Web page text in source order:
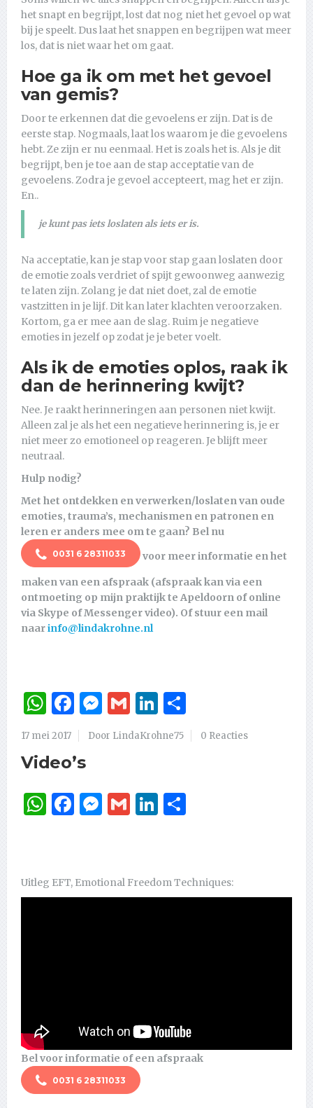
het snapt en begrijpt, lost dat nog niet het gevoel op wat
bij je speelt. Dus laat het snappen en begrijpen wat meer
los, dat is niet waar het om gaat.
Hoe ga ik om met het gevoel
van gemis?
Door te erkennen dat die gevoelens er zijn. Dat is de
eerste stap. Nogmaals, laat los waarom je die gevoelens
hebt. Ze zijn er nu eenmaal. Het is zoals het is. Als je dit
begrijpt, ben je toe aan de stap acceptatie van de
gevoelens. Zodra je gevoel accepteert, mag het er zijn.
En..
je kunt pas iets loslaten als iets er is.
Na acceptatie, kan je stap voor stap gaan loslaten door
de emotie zoals verdriet of spijt gewoonweg aanwezig
te laten zijn. Zolang je dat niet doet, zal de emotie
vastzitten in je lijf. Dit kan later klachten veroorzaken.
Kortom, ga er mee aan de slag. Ruim je negatieve
emoties in jezelf op zodat je je beter voelt.
Als ik de emoties oplos, raak ik
dan de herinnering kwijt?
Nee. Je raakt herinneringen aan personen niet kwijt.
Alleen zal je als het een negatieve herinnering is, je er
niet meer zo emotioneel op reageren. Je blijft meer
neutraal.
Hulp nodig?
Met het ontdekken en verwerken/loslaten van oude
emoties, trauma’s, mechanismen en patronen en
leren er anders mee om te gaan? Bel nu
0031 6 28311033 voor meer informatie en het
maken van een afspraak (afspraak kan via een
ontmoeting op mijn praktijk te Apeldoorn of online
via Skype of Messenger video). Of stuur een mail
naarinfo@lindakrohne.nl
WhatsApp
Facebook
Messenger
GmailLinkedIn
17 mei 2017 Door LindaKrohne75 0 Reacties
Video’s
WhatsApp
Facebook
Messenger
GmailLinkedIn
Uitleg EFT, Emotional Freedom Techniques:
Bel voor informatie of een afspraak
0031 6 28311033